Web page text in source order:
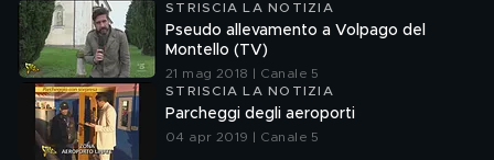
STRISCIA LA NOTIZIA
Pseudo allevamento a Volpago del
Montello (TV)
21 mag 2018 | Canale 5
STRISCIA LA NOTIZIA
Parcheggi degli aeroporti
04 apr 2019 | Canale 5